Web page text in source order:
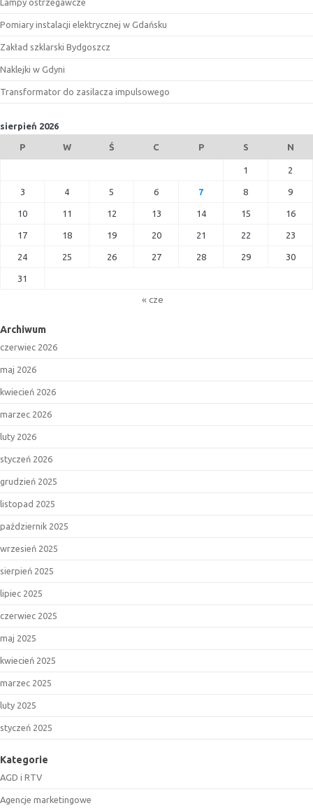
Pomiary instalacji elektrycznej w Gdańsku
Zakład szklarski Bydgoszcz
Naklejki w Gdyni
Transformator do zasilacza impulsowego
sierpień 2026
P W Ś C P S N
1 2
3 4 5 6 7 8 9
10 11 12 13 14 15 16
17 18 19 20 21 22 23
24 25 26 27 28 29 30
31
« cze
Archiwum
czerwiec 2026
maj 2026
kwiecień 2026
marzec 2026
luty 2026
styczeń 2026
grudzień 2025
listopad 2025
październik 2025
wrzesień 2025
sierpień 2025
lipiec 2025
czerwiec 2025
maj 2025
kwiecień 2025
marzec 2025
luty 2025
styczeń 2025
Kategorie
AGD i RTV
Agencje marketingowe